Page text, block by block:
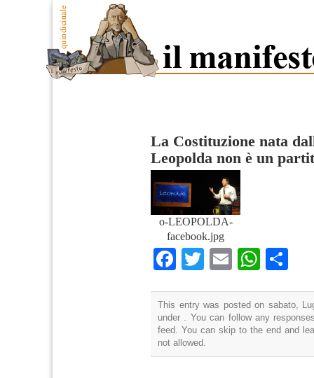
La Costituzione nata
Leopolda non è un
o-LEOPOLDA-
facebook.jpg
Facebook
TwitterEmail
This entry was posted on sabato,
under . You can follow any
feed. You can skip to the end and
not allowed.